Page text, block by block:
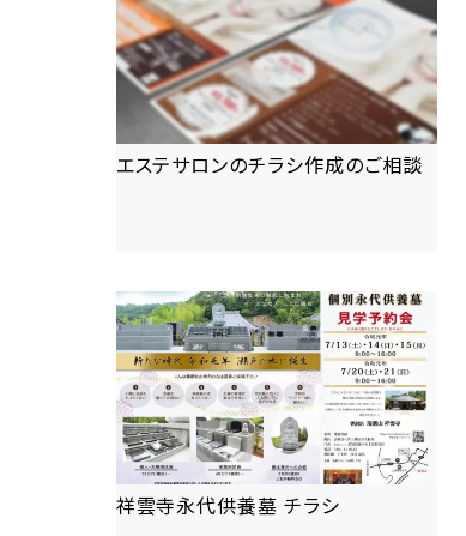
エステサロンのチラシ作成のご相談
祥雲寺永代供養墓 チラシ